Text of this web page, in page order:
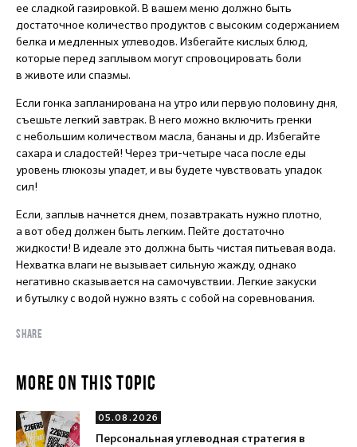
ее сладкой газировкой. В вашем меню должно быть
достаточное количество продуктов с высоким содержанием
белка и медленных углеводов. Избегайте кислых блюд,
которые перед заплывом могут спровоцировать боли
в животе или спазмы.
Если гонка запланирована на утро или первую половину дня,
съешьте легкий завтрак. В него можно включить гренки
с небольшим количеством масла, бананы и др. Избегайте
сахара и сладостей! Через три-четыре часа после еды
уровень глюкозы упадет, и вы будете чувствовать упадок
сил!
Если, заплыв начнется днем, позавтракать нужно плотно,
а вот обед должен быть легким. Пейте достаточно
жидкости! В идеале это должна быть чистая питьевая вода.
Нехватка влаги не вызывает сильную жажду, однако
негативно сказывается на самочувствии. Легкие закуски
и бутылку с водой нужно взять с собой на соревнования.
SHARE
MORE ON THIS TOPIC
05.08.2026
Персональная углеводная стратегия в